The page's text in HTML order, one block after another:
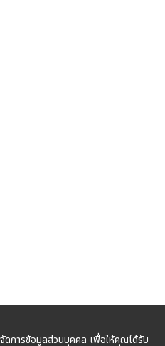
ดการข้อมูลส่วนบุคคล เพื่อให้คุณได้รับ